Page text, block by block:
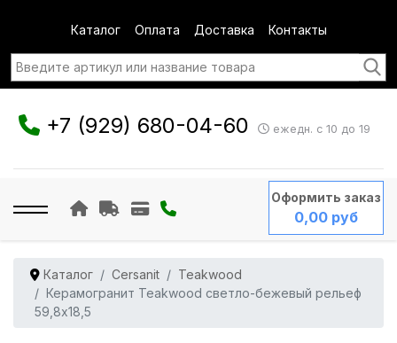
Каталог Оплата Доставка Контакты
+7 (929) 680-04-60 ежедн. с 10 до 19
Оформить заказ
0,00 руб
Каталог Cersanit
Teakwood
Керамогранит Teakwood светло-бежевый рельеф
59,8x18,5